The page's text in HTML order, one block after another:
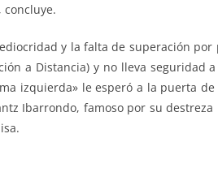
concluye.
y la falta de superación por
a Distancia) y no lleva seguridad
izquierda» le esperó a la puerta de
Ibarrondo, famoso por su destreza